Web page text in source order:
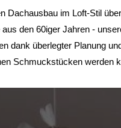
Dachausbau im Loft-Stil
den 60iger Jahren -
dank überlegter Planung
Schmuckstücken werden